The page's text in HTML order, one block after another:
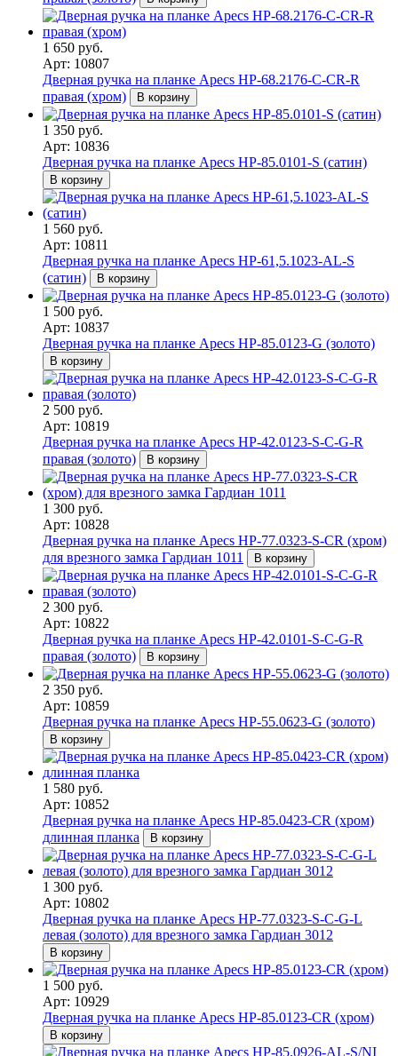
1 650 руб.
Арт: 10807
Дверная ручка на планке Apecs HP-68.2176-C-CR-R
правая (хром)
В корзину
1 350 руб.
Арт: 10836
Дверная ручка на планке Apecs HP-85.0101-S (сатин)
В корзину
1 560 руб.
Арт: 10811
Дверная ручка на планке Apecs HP-61,5.1023-AL-S
(сатин)
В корзину
1 500 руб.
Арт: 10837
Дверная ручка на планке Apecs HP-85.0123-G (золото)
В корзину
2 500 руб.
Арт: 10819
Дверная ручка на планке Apecs HP-42.0123-S-C-G-R
правая (золото)
В корзину
1 300 руб.
Арт: 10828
Дверная ручка на планке Apecs HP-77.0323-S-CR (хром)
для врезного замка Гардиан 1011
В корзину
2 300 руб.
Арт: 10822
Дверная ручка на планке Apecs HP-42.0101-S-C-G-R
правая (золото)
В корзину
2 350 руб.
Арт: 10859
Дверная ручка на планке Apecs HP-55.0623-G (золото)
В корзину
1 580 руб.
Арт: 10852
Дверная ручка на планке Apecs HP-85.0423-CR (хром)
длинная планка
В корзину
1 300 руб.
Арт: 10802
Дверная ручка на планке Apecs HP-77.0323-S-C-G-L
левая (золото) для врезного замка Гардиан 3012
В корзину
1 500 руб.
Арт: 10929
Дверная ручка на планке Apecs HP-85.0123-CR (хром)
В корзину